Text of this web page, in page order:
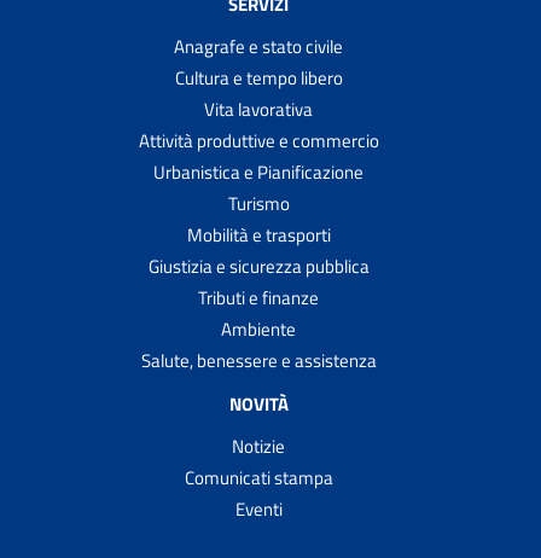
Suggerimenti e Segnalazioni
TARI - Tassa rifiuti
Trascrivere atti di stato civile formati all'estero
Trasportare cadaveri, ceneri o resti mortali all'estero
Trasportare salme, cadaveri, ceneri o resti mortali
all'interno del territorio italiano
Trasporto scolastico scuolabus
Votare al proprio domicilio
Votare presso ospedali, case di riposo e carceri
Anagrafe e stato civile
Cultura e tempo libero
Vita lavorativa
Attività produttive e commercio
Urbanistica e Pianificazione
Turismo
Mobilità e trasporti
Giustizia e sicurezza pubblica
Tributi e finanze
Ambiente
Salute, benessere e assistenza
NOVITÀ
Notizie
Comunicati stampa
Eventi